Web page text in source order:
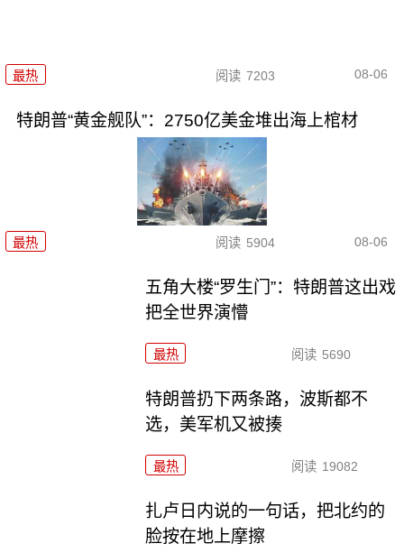
最热 阅读 7203 08-06
特朗普“黄金舰队”：2750亿美金堆出海上棺材
最热 阅读 5904 08-06
五角大楼“罗生门”：特朗普这出戏
把全世界演懵
最热 阅读 5690
特朗普扔下两条路，波斯都不
选，美军机又被揍
最热 阅读 19082
扎卢日内说的一句话，把北约的
脸按在地上摩擦